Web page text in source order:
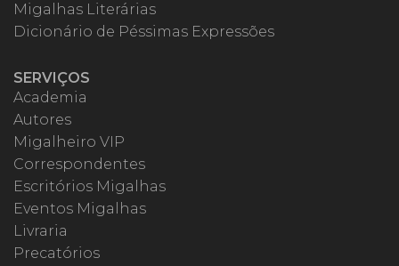
Migalhas Literárias
Dicionário de Péssimas Expressões
SERVIÇOS
Academia
Autores
Migalheiro VIP
Correspondentes
Escritórios Migalhas
Eventos Migalhas
Livraria
Precatórios